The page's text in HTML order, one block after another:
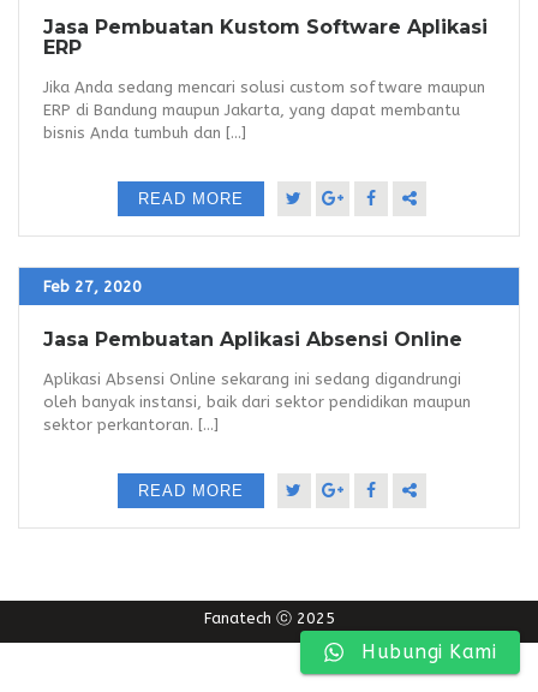
Jasa Pembuatan Kustom Software Aplikasi
ERP
Jika Anda sedang mencari solusi custom software maupun
ERP di Bandung maupun Jakarta, yang dapat membantu
bisnis Anda tumbuh dan [...]
READ MORE
Feb 27, 2020
Jasa Pembuatan Aplikasi Absensi Online
Aplikasi Absensi Online sekarang ini sedang digandrungi
oleh banyak instansi, baik dari sektor pendidikan maupun
sektor perkantoran. [...]
READ MORE
Fanatech ⓒ 2025
Hubungi Kami